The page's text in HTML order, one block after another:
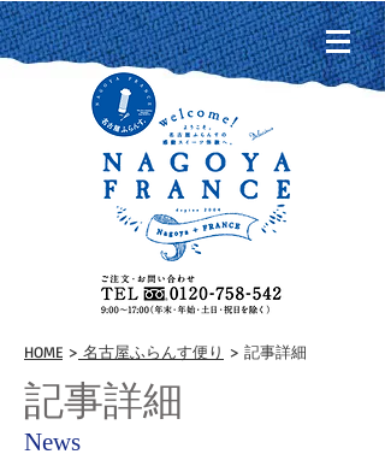
HOME > 名古屋ふらんす便り > 記事詳細
記事詳細
News